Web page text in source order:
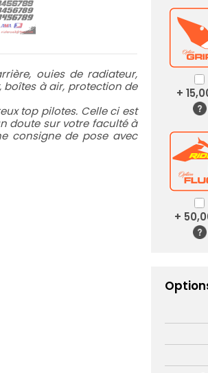
ouies de radiateur,
à air, protection de
top pilotes. Celle ci est
doute sur votre faculté à
consigne de pose avec
+
+